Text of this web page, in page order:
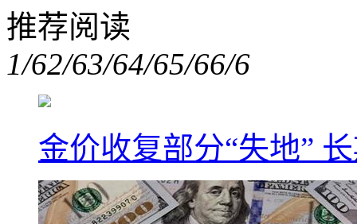
推荐阅读
1/62/63/64/65/66/6
金价收复部分“失地”